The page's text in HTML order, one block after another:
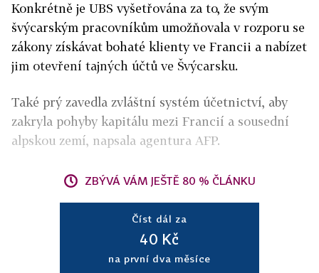
Konkrétně je UBS vyšetřována za to, že svým
švýcarským pracovníkům umožňovala v rozporu se
zákony získávat bohaté klienty ve Francii a nabízet
jim otevření tajných účtů ve Švýcarsku.
Také prý zavedla zvláštní systém účetnictví, aby
zakryla pohyby kapitálu mezi Francií a sousední
alpskou zemí, napsala agentura AFP.
ZBÝVÁ VÁM JEŠTĚ 80 % ČLÁNKU
Číst dál za
40 Kč
na první dva měsíce